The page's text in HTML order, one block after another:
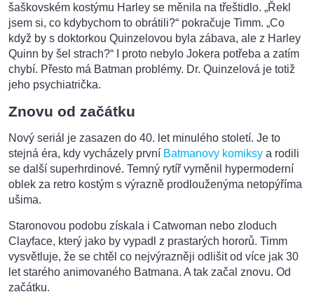
šaškovském kostýmu Harley se měnila na třeštidlo. „Řekl
jsem si, co kdybychom to obrátili?“ pokračuje Timm. „Co
když by s doktorkou Quinzelovou byla zábava, ale z Harley
Quinn by šel strach?“ I proto nebylo Jokera potřeba a zatím
chybí. Přesto má Batman problémy. Dr. Quinzelová je totiž
jeho psychiatrička.
Znovu od začátku
Nový seriál je zasazen do 40. let minulého století. Je to
stejná éra, kdy vycházely první Batmanovy komiksy a rodili
se další superhrdinové. Temný rytíř vyměnil hypermoderní
oblek za retro kostým s výrazně prodlouženýma netopýříma
ušima.
Staronovou podobu získala i Catwoman nebo zloduch
Clayface, který jako by vypadl z prastarých hororů. Timm
vysvětluje, že se chtěl co nejvýrazněji odlišit od více jak 30
let starého animovaného Batmana. A tak začal znovu. Od
začátku.